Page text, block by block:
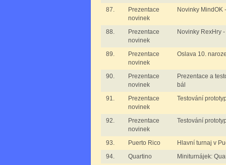
87.
Prezentace
novinek
Novinky MindOK
88.
Prezentace
novinek
Novinky RexHry
89.
Prezentace
novinek
Oslava 10.
90.
Prezentace
novinek
Prezentace a
bál
91.
Prezentace
novinek
Testování
92.
Prezentace
novinek
Testování
93. Puerto Rico
Hlavní turnaj v
94.
Quartino
Miniturnájek: